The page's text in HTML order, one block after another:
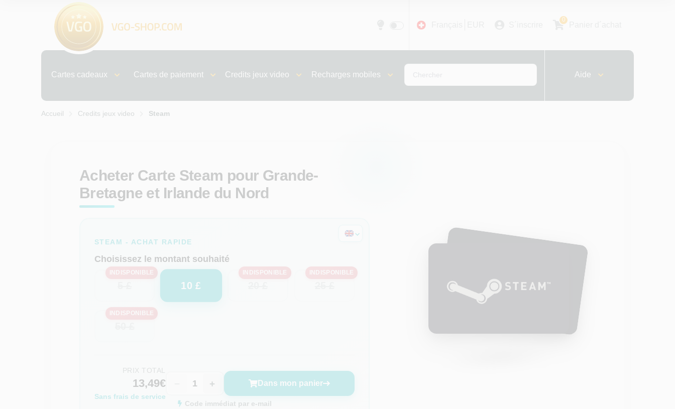
0
Cartes cadeaux Cartes de paiement Credits jeux video Recharges mobiles Aide
Accueil Credits jeux video Steam
Acheter Carte Steam pour Grande-
Bretagne et Irlande du Nord
STEAM - ACHAT RAPIDE
Choisissez le montant souhaité
INDISPONIBLE
10 £
INDISPONIBLE INDISPONIBLE
INDISPONIBLE
PRIX TOTAL
13,49€
Sans frais de service
+ Dans mon panier
Code immédiat par e-mail